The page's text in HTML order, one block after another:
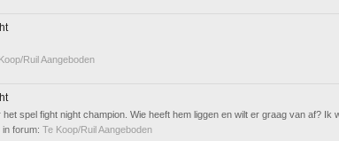
Ruil Aangeboden
spel fight night champion. Wie heeft hem liggen en wilt er graag van af? Ik
in forum:Te Koop/Ruil Aangeboden